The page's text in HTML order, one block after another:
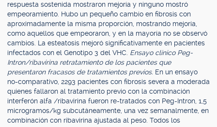
respuesta sostenida mostraron mejoría y ninguno mostró
empeoramiento. Hubo un pequeño cambio en fibrosis con
aproximadamente la misma proporción, mostrando mejoría,
como aquellos que empeoraron, y en la mayoría no se observó
cambios. La esteatosis mejoró significativamente en pacientes
infectados con el Genotipo 3 del VHC. Ensayo clínico Peg-
Intron/ribavirina retratamiento de los pacientes que
presentaron fracasos de tratamientos previos. En un ensayo
no-comparativo, 2293 pacientes con fibrosis severa a moderada
quienes fallaron al tratamiento previo con la combinación
interferón alfa /ribavirina fueron re-tratados con Peg-Intron, 1,5
microgramos/kg subcutáneamente, una vez semanalmente, en
combinación con ribavirina ajustada al peso. Todos los